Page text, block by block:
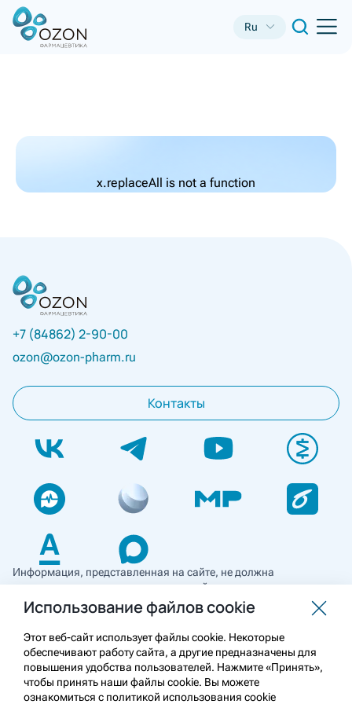
Ru
x.replaceAll is not a function
+7 (84862) 2-90-00
ozon@ozon-pharm.ru
Контакты
Информация, представленная на сайте, не должна
использоваться для самостоятельной диагностики и лечения
и не может служить заменой очной консультации врача. Перед
применением необходимо ознакомиться
с противопоказаниями препарата. Информация
о лекарственных средствах рецептурного отпуска
предназначена для медицинских и фармацевтических
работников.
Использование файлов cookie
Этот веб-сайт использует файлы cookie. Некоторые
обеспечивают работу сайта, а другие предназначены для
повышения удобства пользователей. Нажмите «Принять»,
чтобы принять наши файлы cookie. Вы можете
ознакомиться с политикой использования cookie